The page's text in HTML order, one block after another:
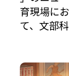
育現場に
て、文部